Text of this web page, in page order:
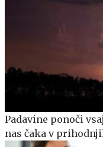
Padavine ponoči
nas čaka v